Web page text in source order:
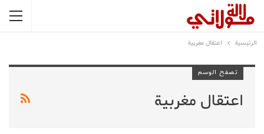
الرئيسية اعتقال مغربية
تصفح الوسم
اعتقال مغربية